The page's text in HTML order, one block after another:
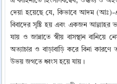
দেয়া হয়েছে যে, কিভাবে আদম (আঃ)-
বিবাদের সৃষ্টি হয় এবং একজন আল্লাহর
যায় ও জান্নাতে স্বীয় বাসস্থান
অত্যাচার ও বাড়াবাড়ি করে বিনা
উভয় জগতে ধ্বংস হয়ে যায়।